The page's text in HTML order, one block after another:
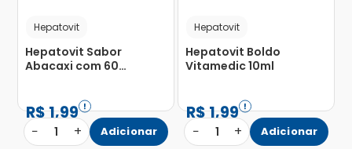
Hepatovit
Hepatovit Sabor
Abacaxi com 60
R$1,99
− 1 + Adicionar
Hepatovit
Hepatovit Boldo
Vitamedic 10ml
R$1,99
− 1 + Adicionar